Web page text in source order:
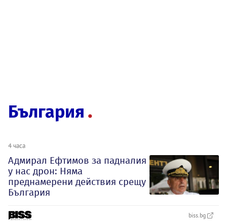
България
4 часа
Адмирал Ефтимов за падналия
у нас дрон: Няма
преднамерени действия срещу
България
biss.bg